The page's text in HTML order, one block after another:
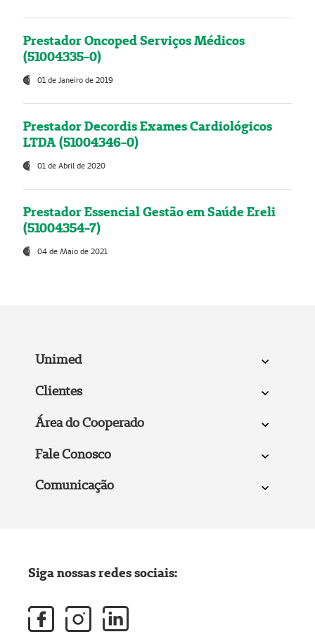
Prestador Oncoped Serviços Médicos
(51004335-0)
01 de Janeiro de 2019
Prestador Decordis Exames Cardiológicos
LTDA (51004346-0)
01 de Abril de 2020
Prestador Essencial Gestão em Saúde Ereli
(51004354-7)
04 de Maio de 2021
Unimed
Clientes
Área do Cooperado
Fale Conosco
Comunicação
Siga nossas redes sociais: